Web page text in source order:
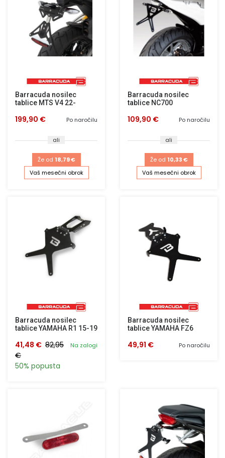
Barracuda nosilec
tablice MTS V4 22-
Po naročilu
199,90 €
ali
Že od 18,79 €
Vaš mesečni obrok
Barracuda nosilec
tablice NC700
Po naročilu
109,90 €
ali
Že od 10,33 €
Vaš mesečni obrok
Barracuda nosilec
tablice YAMAHA R1 15-19
Na zalogi
41,48 € 82,95
€
50% popusta
Barracuda nosilec
tablice YAMAHA FZ6
Po naročilu
49,91 €